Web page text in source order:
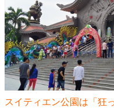
スイティエン公園は「狂